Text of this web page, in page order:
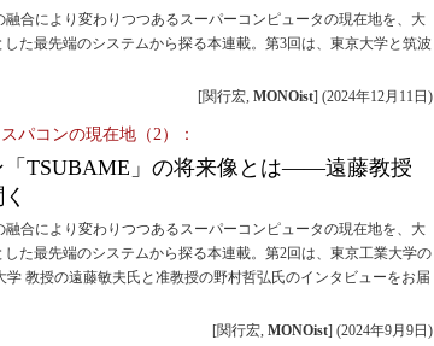
合により変わりつつあるスーパーコンピュータの現在地を、大
た最先端のシステムから探る本連載。第3回は、東京大学と筑波
[関行宏, MONOist] (2024年12月11日 )
パコンの現在地（2）：
「TSUBAME」の将来像とは――遠藤教授
合により変わりつつあるスーパーコンピュータの現在地を、大
た最先端のシステムから探る本連載。第2回は、東京工業大学の
学 教授の遠藤敏夫氏と准教授の野村哲弘氏のインタビューをお届
[関行宏, MONOist] (2024年9月9日 )